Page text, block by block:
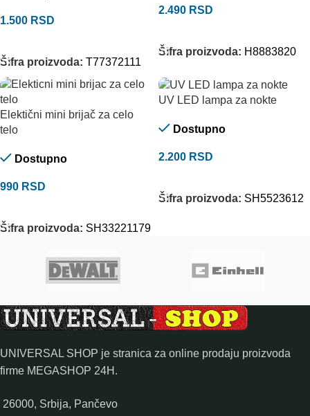
1.500 RSD
Šifra proizvoda: T77372111
2.490 RSD
Šifra proizvoda: H8883820
Elektični mini brijač za celo
telo
Dostupno
990 RSD
Šifra proizvoda: SH33221179
UV LED lampa za nokte
Dostupno
2.200 RSD
Šifra proizvoda: SH5523612
UNIVERSAL SHOP je stranica za online prodaju proizvoda
firme MEGASHOP 24H.
26000, Srbija, Pančevo